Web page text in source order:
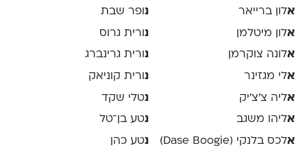
אלון ברייאר
אלון מיטלמן
אלונה צוקרמן
אלי מגזינר
אליה צ׳צ׳יק
אליהו משגב
אלכס בלנקי (Dase Boogie)
נופר שבת
נ ורית גרוס
נורית גרינברג
נ ורית קוניאק
נטלי שקד
נטע בן־טל
נטע כהן